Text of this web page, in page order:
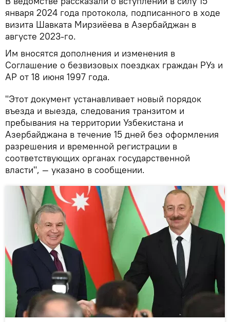
января 2024 года протокола, подписанного в ходе
визита Шавката Мирзиёева в Азербайджан в
августе 2023-го.
Им вносятся дополнения и изменения в
Соглашение о безвизовых поездках граждан РУз и
АР от 18 июня 1997 года.
"Этот документ устанавливает новый порядок
въезда и выезда, следования транзитом и
пребывания на территории Узбекистана и
Азербайджана в течение 15 дней без оформления
разрешения и временной регистрации в
соответствующих органах государственной
власти", — указано в сообщении.